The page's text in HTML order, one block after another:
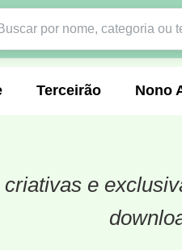
Terceirão Nono
Fonte
e